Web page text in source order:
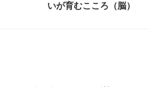
いが育むこころ（脳）